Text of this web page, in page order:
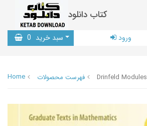
کتاب دانلود
سبد خرید 0 ورود
Home فهرست محصولات Drinfeld Modules